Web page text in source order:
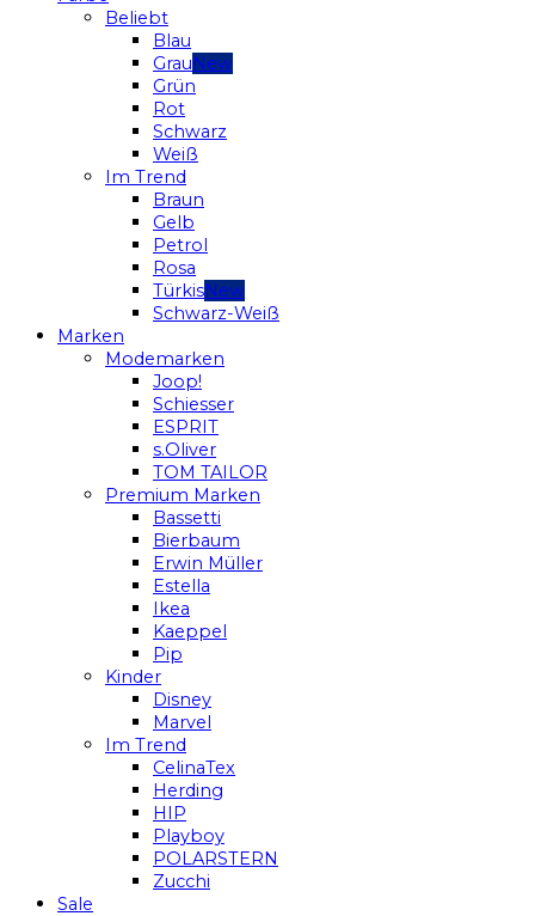
Beliebt
Blau
Grau
Grün
Rot
Schwarz
Weiß
Im Trend
Braun
Gelb
Petrol
Rosa
Türkis
Schwarz-Weiß
Marken
Modemarken
Joop!
Schiesser
ESPRIT
s.Oliver
TOM TAILOR
Premium Marken
Bassetti
Bierbaum
Erwin Müller
Estella
Ikea
Kaeppel
Pip
Kinder
Disney
Marvel
Im Trend
CelinaTex
Herding
HIP
Playboy
POLARSTERN
Zucchi
Sale